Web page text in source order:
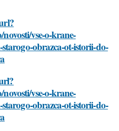
vse-o-krane-
obrazca-ot-istorii-do-
vse-o-krane-
obrazca-ot-istorii-do-